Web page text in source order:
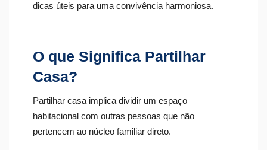
dicas úteis para uma convivência harmoniosa.
O que Significa Partilhar
Casa?
Partilhar casa implica dividir um espaço
habitacional com outras pessoas que não
pertencem ao núcleo familiar direto.